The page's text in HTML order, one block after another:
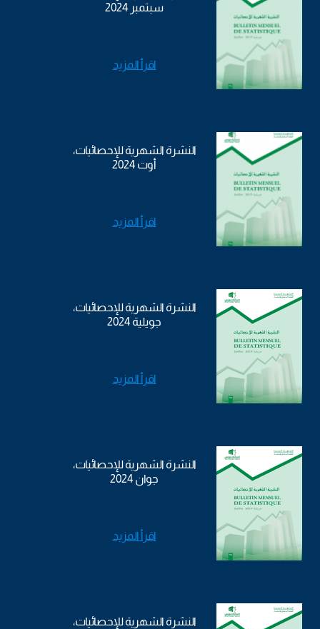
سبتمبر 2024
اقرأ المزيد
النشرة الشهرية للإحصائيات،
أوت 2024
اقرأ المزيد
النشرة الشهرية للإحصائيات،
جويلية 2024
اقرأ المزيد
النشرة الشهرية للإحصائيات،
جوان 2024
اقرأ المزيد
النشرة الشهرية للإحصائيات،